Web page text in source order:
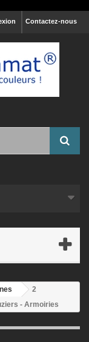
Contactez-nous
2
- Armoiries